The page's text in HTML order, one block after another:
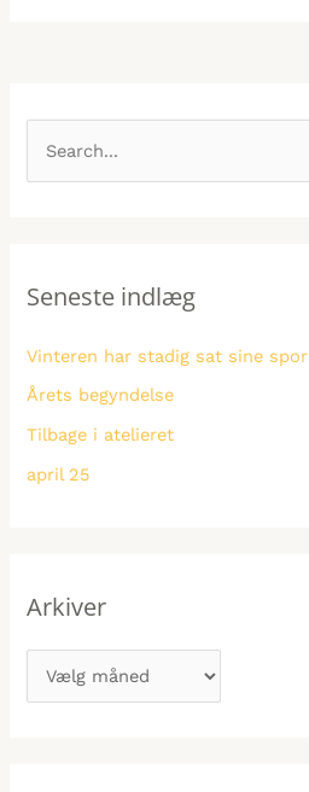
f
e
r
:
Seneste indlæg
Vinteren har stadig sat sine spor
Årets begyndelse
Tilbage i atelieret
april 25
Arkiver
r
r